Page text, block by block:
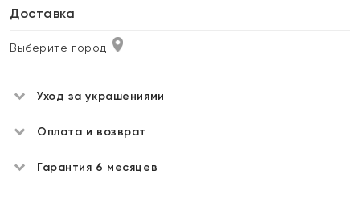
Доставка
Выберите город
Уход за украшениями
Оплата и возврат
Гарантия 6 месяцев